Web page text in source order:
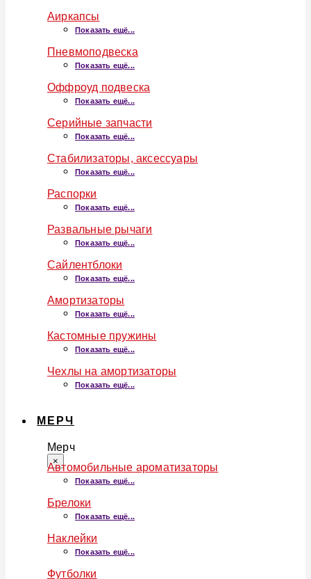
Аиркапсы
Показать ещё...
Пневмоподвеска
Показать ещё...
Оффроуд подвеска
Показать ещё...
Серийные запчасти
Показать ещё...
Стабилизаторы, аксессуары
Показать ещё...
Распорки
Показать ещё...
Развальные рычаги
Показать ещё...
Сайлентблоки
Показать ещё...
Амортизаторы
Показать ещё...
Кастомные пружины
Показать ещё...
Чехлы на амортизаторы
Показать ещё...
МЕРЧ
Мерч
×
Автомобильные ароматизаторы
Показать ещё...
Брелоки
Показать ещё...
Наклейки
Показать ещё...
Футболки